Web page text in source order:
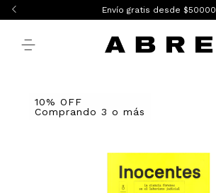
Envío gratis desde $50000
10% OFF
Comprando 3 o más